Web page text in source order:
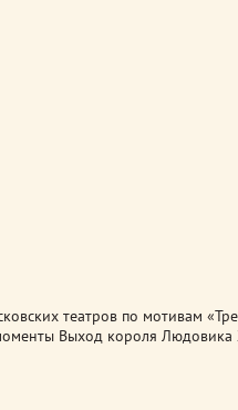
театров по мотивам
Выход короля Людовика